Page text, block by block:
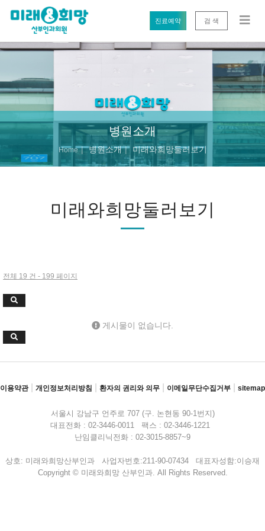
진료예약 검 색
병원소개
Home 병원소개 미래와희망둘러보기
미래와희망둘러보기
전체 19 건 - 199 페이지
게시물이 없습니다.
이용약관 개인정보처리방침 환자의 권리와 의무 이메일무단수집거부 sitemap
서울시 강남구 언주로 707 (구. 논현동 90-1번지)
대표전화 : 02-3446-0011 팩스 : 02-3446-1221
난임클리닉전화 : 02-3015-8857~9
상호: 미래와희망산부인과 사업자번호:211-90-07434 대표자성함:이승재
Copyright © 미래와희망 산부인과. All Rights Reserved.